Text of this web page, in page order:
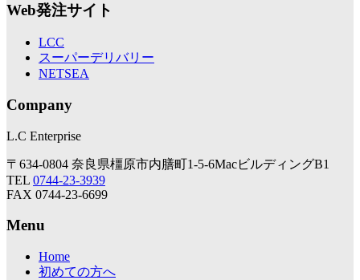
Web発注サイト
LCC
スーパーデリバリー
NETSEA
Company
L.C Enterprise
〒634-0804 奈良県橿原市内膳町1-5-6MacビルディングB1
TEL 0744-23-3939
FAX 0744-23-6699
Menu
Home
初めての方へ